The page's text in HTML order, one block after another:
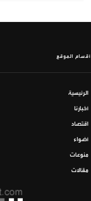
أقسام الموقع
الرئيسية
أخبارنا
اقتصاد
أضواء
منوعات
مقالات